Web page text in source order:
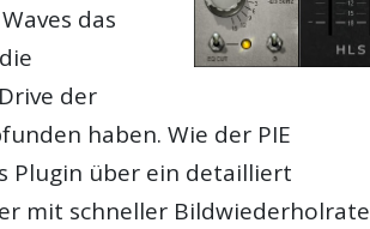
das
der
haben. Wie der PIE
Plugin über ein detailliert
mit schneller Bildwiederholrate